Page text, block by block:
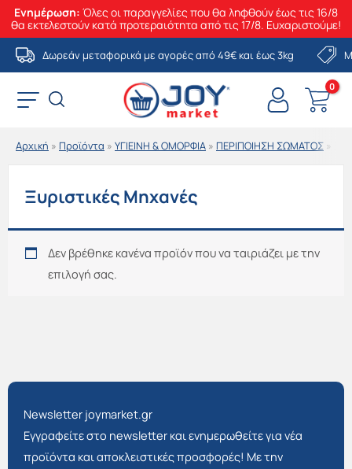
Ενημέρωση: Όλες οι παραγγελίες που θα ληφθούν έως τις 16/8
θα εκτελεστούν κατά προτεραιότητα από τις 17/8. Ευχαριστούμε!
Μετάβαση
στο
περιεχόμενο
Δωρεάν μεταφορικά με αγορές από 49€ και έως 3kg
Αρχική » Προϊόντα » ΥΓΙΕΙΝΗ & ΟΜΟΡΦΙΑ » ΠΕΡΙΠΟΙΗΣΗ ΣΩΜΑΤΟΣ »
Ξυριστικές Μηχανές
Δεν βρέθηκε κανένα προϊόν που να ταιριάζει με την
επιλογή σας.
Newsletter joymarket.gr
Εγγραφείτε στο newsletter και ενημερωθείτε για νέα
προϊόντα και αποκλειστικές προσφορές! Με την